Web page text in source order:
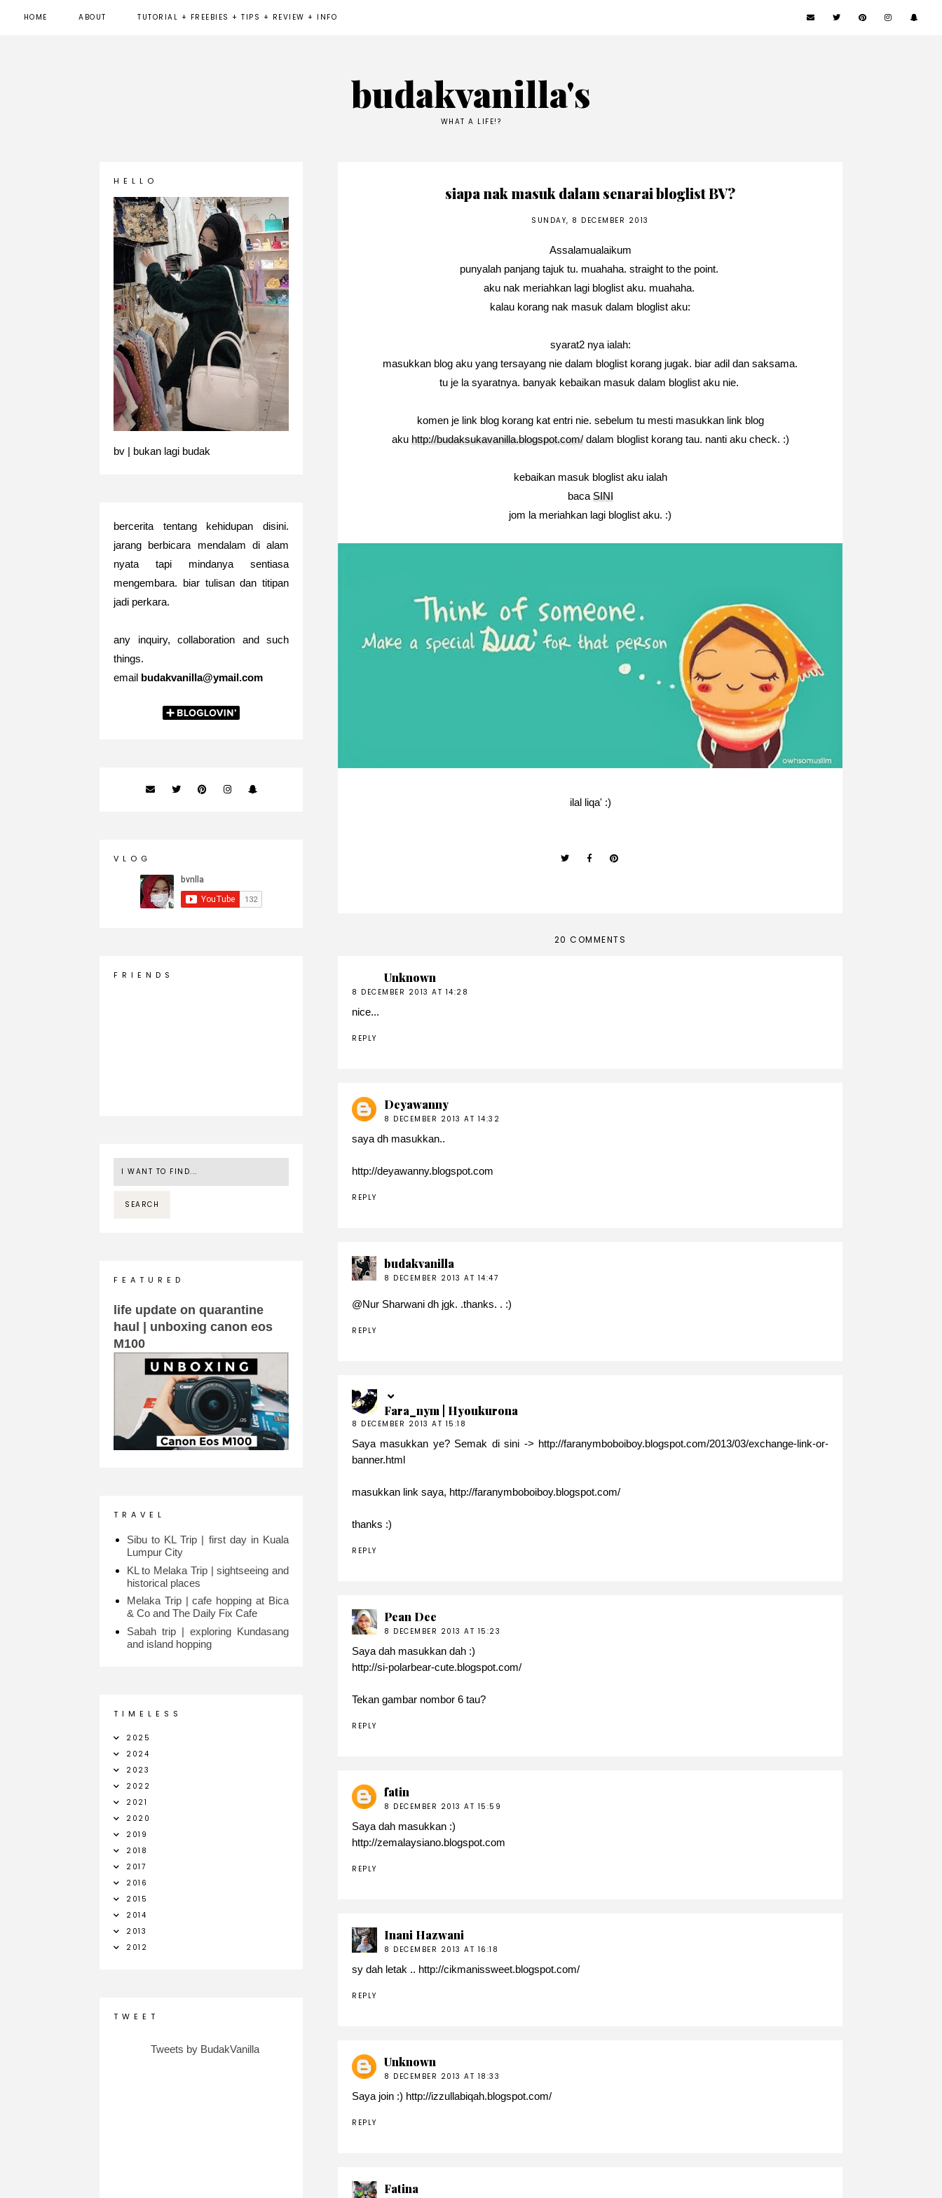
HOME ABOUT TUTORIAL + FREEBIES + TIPS + REVIEW + INFO
budakvanilla's
WHAT A LIFE!?
siapa nak masuk dalam senarai bloglist BV?
SUNDAY, 8 DECEMBER 2013
Assalamualaikum
punyalah panjang tajuk tu. muahaha. straight to the point.
aku nak meriahkan lagi bloglist aku. muahaha.
kalau korang nak masuk dalam bloglist aku:
syarat2 nya ialah:
masukkan blog aku yang tersayang nie dalam bloglist korang jugak. biar adil dan saksama.
tu je la syaratnya. banyak kebaikan masuk dalam bloglist aku nie.
komen je link blog korang kat entri nie. sebelum tu mesti masukkan link blog
aku http://budaksukavanilla.blogspot.com/dalam bloglist korang tau. nanti aku check. :)
kebaikan masuk bloglist aku ialah
baca SINI
jom la meriahkan lagi bloglist aku. :)
ilal liqa' :)
20 COMMENTS
Unknown
8 DECEMBER 2013 AT 14:28
nice...
REPLY
Deyawanny
8 DECEMBER 2013 AT 14:32
saya dh masukkan..
http://deyawanny.blogspot.com
REPLY
budakvanilla
8 DECEMBER 2013 AT 14:47
@Nur Sharwani dh jgk. .thanks. . :)
REPLY
Fara_nym | Hyoukurona
8 DECEMBER 2013 AT 15:18
Saya masukkan ye? Semak di sini -> http://faranymboboiboy.blogspot.com/2013/03/exchange-link-or-
banner.html
masukkan link saya, http://faranymboboiboy.blogspot.com/
thanks :)
REPLY
Pean Dee
8 DECEMBER 2013 AT 15:23
Saya dah masukkan dah :)
http://si-polarbear-cute.blogspot.com/
Tekan gambar nombor 6 tau?
REPLY
fatin
8 DECEMBER 2013 AT 15:59
Saya dah masukkan :)
http://zemalaysiano.blogspot.com
REPLY
Inani Hazwani
8 DECEMBER 2013 AT 16:18
sy dah letak .. http://cikmanissweet.blogspot.com/
REPLY
Unknown
8 DECEMBER 2013 AT 18:33
Saya join :) http://izzullabiqah.blogspot.com/
REPLY
Fatina
H E L L O
bv | bukan lagi budak
bercerita tentang kehidupan disini.
jarang berbicara mendalam di alam
nyata tapi mindanya sentiasa
mengembara. biar tulisan dan titipan
jadi perkara.
any inquiry, collaboration and such
things.
email budakvanilla@ymail.com
V L O G
F R I E N D S
F E A T U R E D
life update on quarantine
haul | unboxing canon eos
M100
T R A V E L
Sibu to KL Trip | first day in Kuala
Lumpur City
KL to Melaka Trip | sightseeing and
historical places
Melaka Trip | cafe hopping at Bica
& Co and The Daily Fix Cafe
Sabah trip | exploring Kundasang
and island hopping
T I M E L E S S
2025
2024
2023
2022
2021
2020
2019
2018
2017
2016
2015
2014
2013
2012
T W E E T
Tweets by BudakVanilla